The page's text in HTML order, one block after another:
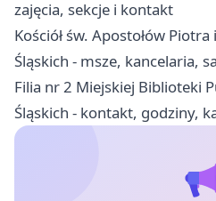
zajęcia, sekcje i kontakt
Kościół św. Apostołów Piotra
Śląskich - msze, kancelaria,
Filia nr 2 Miejskiej Biblioteki
Śląskich - kontakt, godziny,